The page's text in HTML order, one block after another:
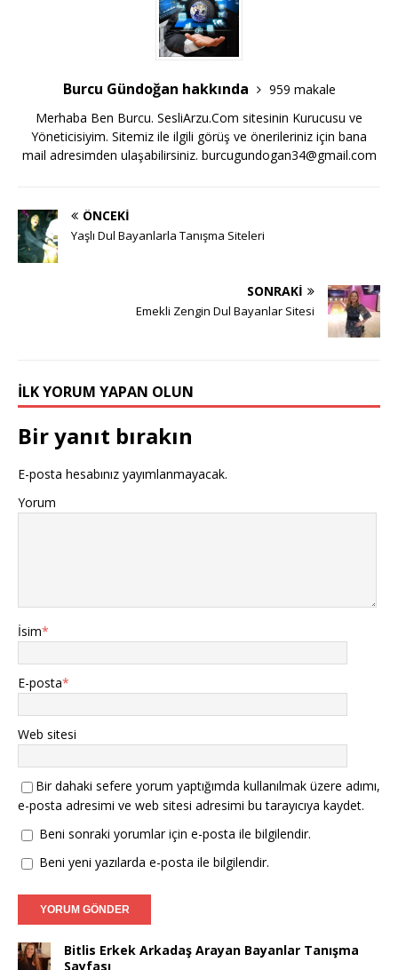
Burcu Gündoğan hakkında
959 makale
Merhaba Ben Burcu. SesliArzu.Com sitesinin Kurucusu ve
Yöneticisiyim. Sitemiz ile ilgili görüş ve önerileriniz için bana
mail adresimden ulaşabilirsiniz. burcugundogan34@gmail.com
ÖNCEKI
Yaşlı Dul Bayanlarla Tanışma Siteleri
SONRAKI
Emekli Zengin Dul Bayanlar Sitesi
İLK YORUM YAPAN OLUN
Bir yanıt bırakın
E-posta hesabınız yayımlanmayacak.
Yorum
İsim*
E-posta*
Web sitesi
Bir dahaki sefere yorum yaptığımda kullanılmak üzere adımı,
e-posta adresimi ve web sitesi adresimi bu tarayıcıya kaydet.
Beni sonraki yorumlar için e-posta ile bilgilendir.
Beni yeni yazılarda e-posta ile bilgilendir.
Bitlis Erkek Arkadaş Arayan Bayanlar Tanışma
Sayfası